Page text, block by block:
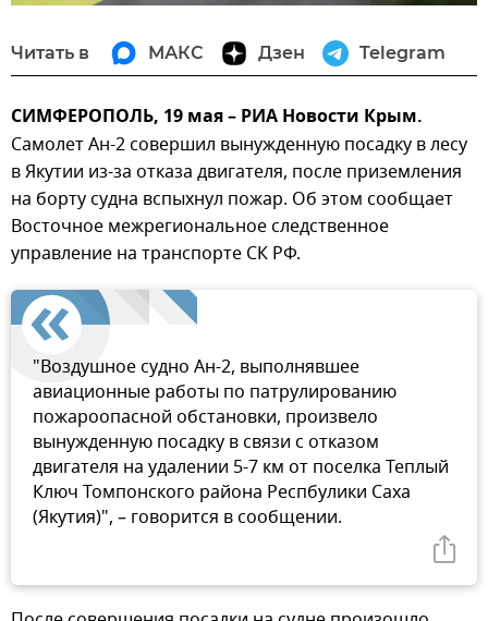
Читать в МАКС Дзен Telegram
СИМФЕРОПОЛЬ, 19 мая – РИА Новости Крым.
Самолет Ан-2 совершил вынужденную посадку в лесу
в Якутии из-за отказа двигателя, после приземления
на борту судна вспыхнул пожар. Об этом сообщает
Восточное межрегиональное следственное
управление на транспорте СК РФ.
"Воздушное судно Ан-2, выполнявшее
авиационные работы по патрулированию
пожароопасной обстановки, произвело
вынужденную посадку в связи с отказом
двигателя на удалении 5-7 км от поселка Теплый
Ключ Томпонского района Респбулики Саха
(Якутия)", – говорится в сообщении.